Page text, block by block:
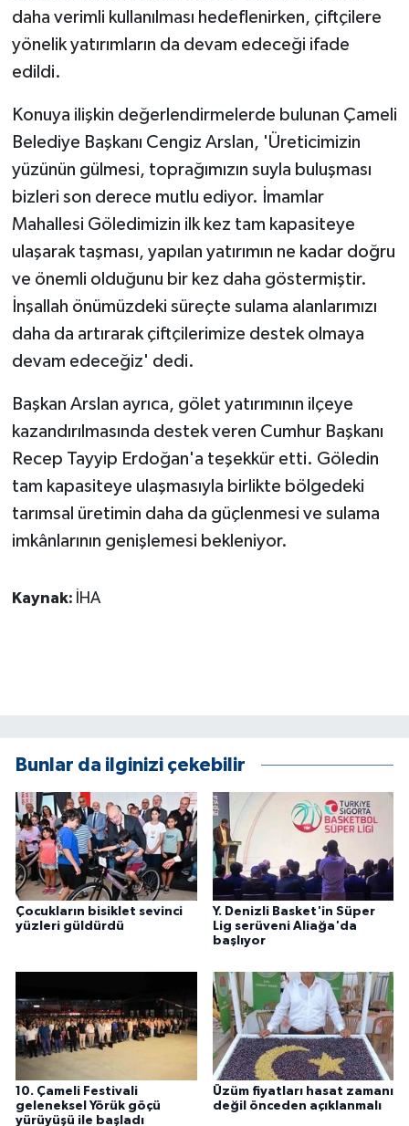
daha verimli kullanılması hedeflenirken, çiftçilere
yönelik yatırımların da devam edeceği ifade
edildi.
Konuya ilişkin değerlendirmelerde bulunan Çameli
Belediye Başkanı Cengiz Arslan, 'Üreticimizin
yüzünün gülmesi, toprağımızın suyla buluşması
bizleri son derece mutlu ediyor. İmamlar
Mahallesi Göledimizin ilk kez tam kapasiteye
ulaşarak taşması, yapılan yatırımın ne kadar doğru
ve önemli olduğunu bir kez daha göstermiştir.
İnşallah önümüzdeki süreçte sulama alanlarımızı
daha da artırarak çiftçilerimize destek olmaya
devam edeceğiz' dedi.
Başkan Arslan ayrıca, gölet yatırımının ilçeye
kazandırılmasında destek veren Cumhur Başkanı
Recep Tayyip Erdoğan'a teşekkür etti. Göledin
tam kapasiteye ulaşmasıyla birlikte bölgedeki
tarımsal üretimin daha da güçlenmesi ve sulama
imkânlarının genişlemesi bekleniyor.
Kaynak: İHA
Bunlar da ilginizi çekebilir
Çocukların bisiklet sevinci
yüzleri güldürdü
Y. Denizli Basket'in Süper
Lig serüveni Aliağa'da
başlıyor
10. Çameli Festivali
geleneksel Yörük göçü
yürüyüşü ile başladı
Üzüm fiyatları hasat zamanı
değil önceden açıklanmalı
YEREL
Yerel Haberler